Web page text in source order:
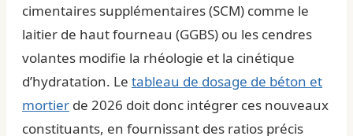
cimentaires supplémentaires (SCM) comme le
laitier de haut fourneau (GGBS) ou les cendres
volantes modifie la rhéologie et la cinétique
d’hydratation. Le tableau de dosage de béton et
mortier de 2026 doit donc intégrer ces nouveaux
constituants, en fournissant des ratios précis